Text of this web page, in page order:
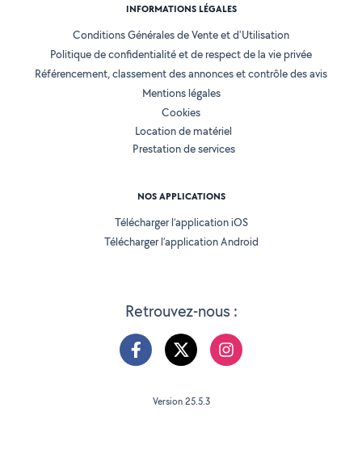
Retrouvez-nous :
INFORMATIONS LÉGALES
Conditions Générales de Vente et d'Utilisation
Politique de confidentialité et de respect de la vie privée
Référencement, classement des annonces et contrôle des avis
Mentions légales
Cookies
Location de matériel
Prestation de services
NOS APPLICATIONS
Télécharger l’application iOS
Télécharger l’application Android
Version 25.5.3